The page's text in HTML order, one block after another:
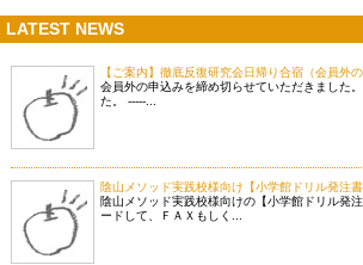
LATEST NEWS
【ご案内】徹底反復研究会日帰り合宿（会員外
会員外の申込みを締め切らせていただきました
た。 -----...
陰山メソッド実践校様向け【小学館ドリル発注書
陰山メソッド実践校様向けの【小学館ドリル発
ードして、ＦＡＸもしく...